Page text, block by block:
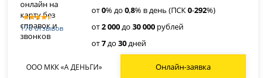
170 отзывов
от0% до0,8% в день (ПСК0-292%)
от2 000до30 000 рублей
от7до30дней
ООО МКК «А ДЕНЬГИ» Онлайн-заявка